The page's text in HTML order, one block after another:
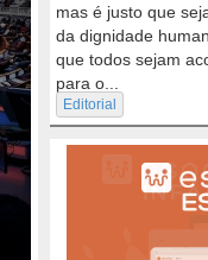
mas é justo que
da dignidade
que todos sejam
para o...
Editorial